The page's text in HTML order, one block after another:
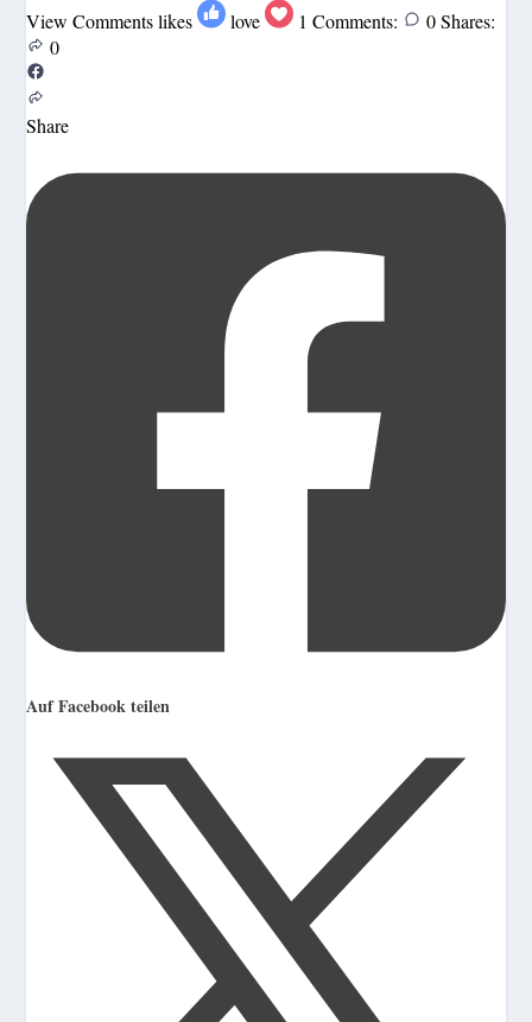
View Comments likes love 1 Comments: 0 Shares:
0
Share
Auf Facebook teilen